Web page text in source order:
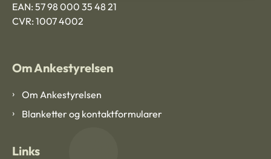
EAN: 57 98 000 35 48 21
CVR: 1007 4002
Om Ankestyrelsen
Om Ankestyrelsen
Blanketter og kontaktformularer
Links